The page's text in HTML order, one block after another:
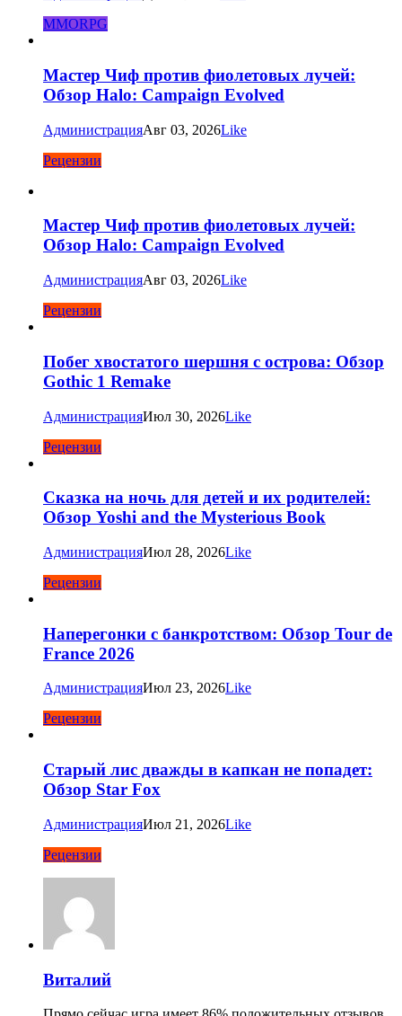
MMORPG
Мастер Чиф против фиолетовых лучей:
Обзор Halo: Campaign Evolved
АдминистрацияАвг 03, 2026Like
Рецензии
Мастер Чиф против фиолетовых лучей:
Обзор Halo: Campaign Evolved
АдминистрацияАвг 03, 2026Like
Рецензии
Побег хвостатого шершня с острова: Обзор
Gothic 1 Remake
АдминистрацияИюл 30, 2026Like
Рецензии
Сказка на ночь для детей и их родителей:
Обзор Yoshi and the Mysterious Book
АдминистрацияИюл 28, 2026Like
Рецензии
Наперегонки с банкротством: Обзор Tour de
France 2026
АдминистрацияИюл 23, 2026Like
Рецензии
Старый лис дважды в капкан не попадет:
Обзор Star Fox
АдминистрацияИюл 21, 2026Like
Рецензии
Виталий